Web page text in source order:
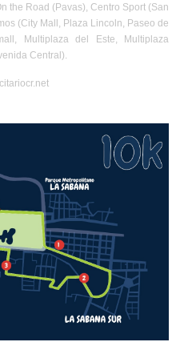
the Road (Pavas), Centro Sport (San
(City Mall, Plaza Lincoln, Paseo de
Multiplaza del Este, Multiplaza
Central).